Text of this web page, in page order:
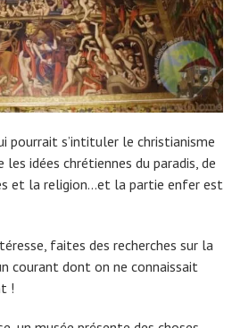
pourrait s’intituler le christianisme
idées chrétiennes du paradis, de
et la religion…et la partie enfer est
faites des recherches sur la
courant dont on ne connaissait
!